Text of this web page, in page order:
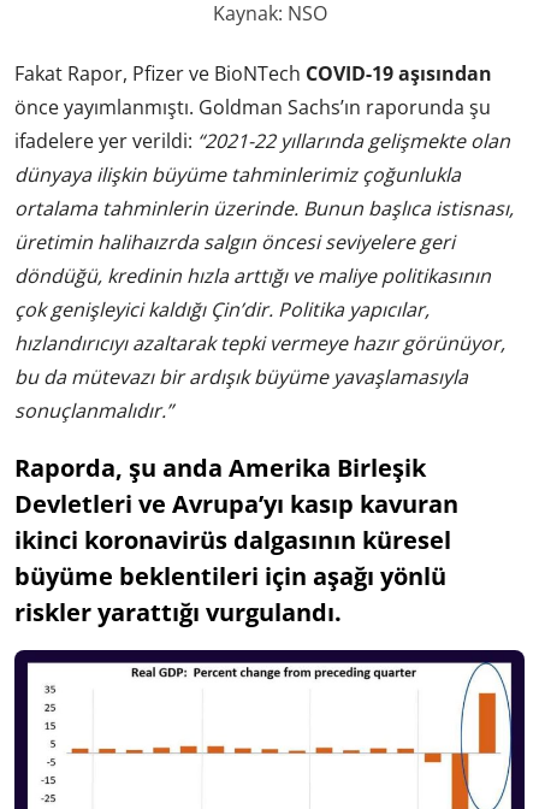
Kaynak: NSO
Fakat Rapor, Pfizer ve BioNTech COVID-19 aşısından
önce yayımlanmıştı. Goldman Sachs’ın raporunda şu
ifadelere yer verildi: “2021-22 yıllarında gelişmekte olan
dünyaya ilişkin büyüme tahminlerimiz çoğunlukla
ortalama tahminlerin üzerinde. Bunun başlıca istisnası,
üretimin halihaızrda salgın öncesi seviyelere geri
döndüğü, kredinin hızla arttığı ve maliye politikasının
çok genişleyici kaldığı Çin’dir. Politika yapıcılar,
hızlandırıcıyı azaltarak tepki vermeye hazır görünüyor,
bu da mütevazı bir ardışık büyüme yavaşlamasıyla
sonuçlanmalıdır.”
Raporda, şu anda Amerika Birleşik
Devletleri ve Avrupa’yı kasıp kavuran
ikinci koronavirüs dalgasının küresel
büyüme beklentileri için aşağı yönlü
riskler yarattığı vurgulandı.